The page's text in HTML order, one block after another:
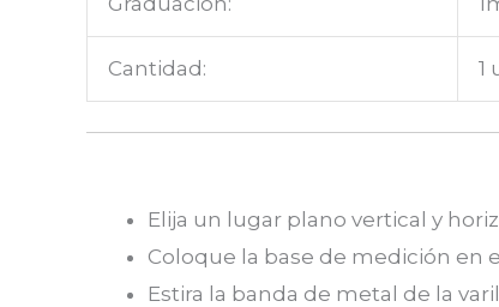
Cantidad: 1
Elija un lugar plano vertical y
Coloque la base de medición en
Estira la banda de metal de la